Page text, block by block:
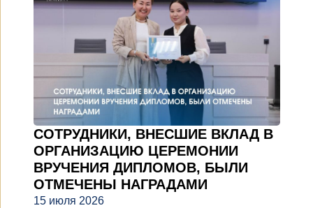
СОТРУДНИКИ, ВНЕСШИЕ ВКЛАД В
ОРГАНИЗАЦИЮ ЦЕРЕМОНИИ
ВРУЧЕНИЯ ДИПЛОМОВ, БЫЛИ
ОТМЕЧЕНЫ НАГРАДАМИ
15 июля 2026